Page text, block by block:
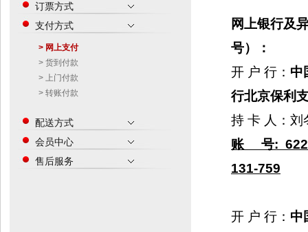
订票方式
支付方式
> 网上支付
> 货到付款
> 上门付款
> 转账付款
配送方式
会员中心
售后服务
网上银行及
号）：
开 户 行： 中
行北京保利
持 卡 人：刘
账
号:
131-759
开 户 行： 中